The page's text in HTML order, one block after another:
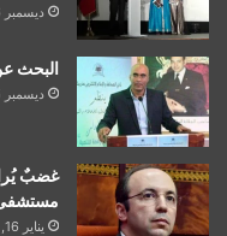
ديسمبر 16, 2018
البحث
ديسمبر 15, 2018
غضبٌ
يناير 16, 2019